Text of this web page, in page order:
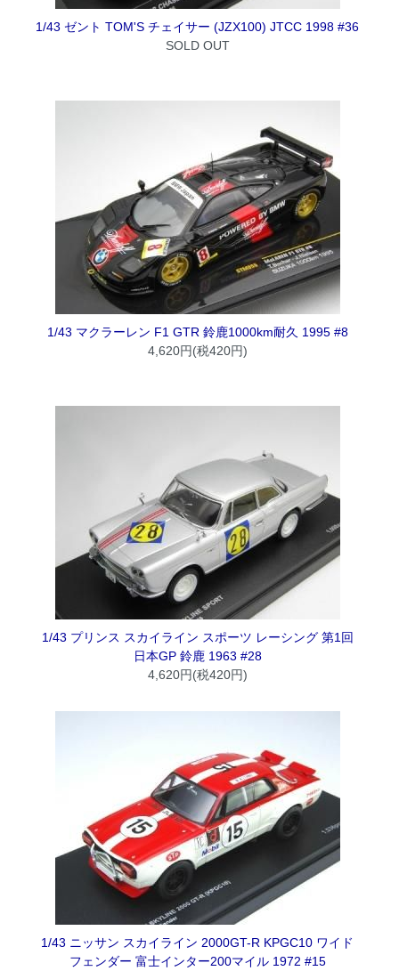
1/43 ゼント TOM'S チェイサー (JZX100) JTCC 1998 #36
SOLD OUT
1/43 マクラーレン F1 GTR 鈴鹿1000km耐久 1995 #8
4,620円(税420円)
1/43 プリンス スカイライン スポーツ レーシング 第1回
日本GP 鈴鹿 1963 #28
4,620円(税420円)
1/43 ニッサン スカイライン 2000GT-R KPGC10 ワイド
フェンダー 富士インター200マイル 1972 #15